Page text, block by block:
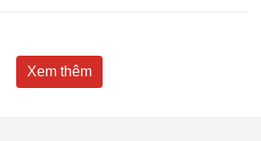
Xem thêm